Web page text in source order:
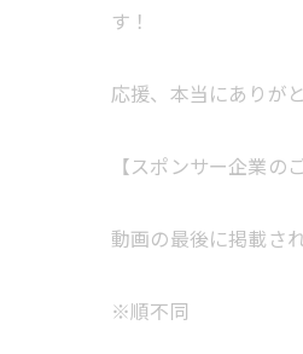
す！
応援、本当にありが
【スポンサー企業の
動画の最後に掲載さ
※順不同